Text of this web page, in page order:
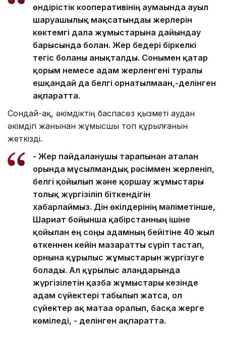
өндірістік кооперативінің аумағында ауыл
шаруашылық мақсатындағы жерлерін
көктемгі дала жұмыстарына дайындау
барысында болған. Жер бедері біркелкі
тегіс болғаны анықталды. Сонымен қатар
қорым немесе адам жерленгені туралы
ешқандай да белгі орнатылмаған,-делінген
ақпаратта.
Сондай-ақ, әкімдіктің баспасөз қызметі аудан
әкімдігі жанынан жұмысшы топ құрылғанын
жеткізді.
- Жер пайдаланушы тарапынан аталған
орында мұсылмандық рәсіммен жерленіп,
белгі қойылып және қоршау жұмыстары
толық жүргізіліп біткендігін
хабарлаймыз. Дін өкілдерінің мәліметінше,
Шариғат бойынша қабірстанның ішіне
қойылған ең соңғы адамның бейітіне 40 жыл
өткеннен кейін мазаратты сүріп тастап,
орнына құрылыс жұмыстарын жүргізуге
болады. Ал құрылыс алаңдарында
жүргізілетін қазба жұмыстары кезінде
адам сүйектері табылып жатса, ол
сүйектер ақ матаға оралып, басқа жерге
көміледі, - делінген ақпаратта.